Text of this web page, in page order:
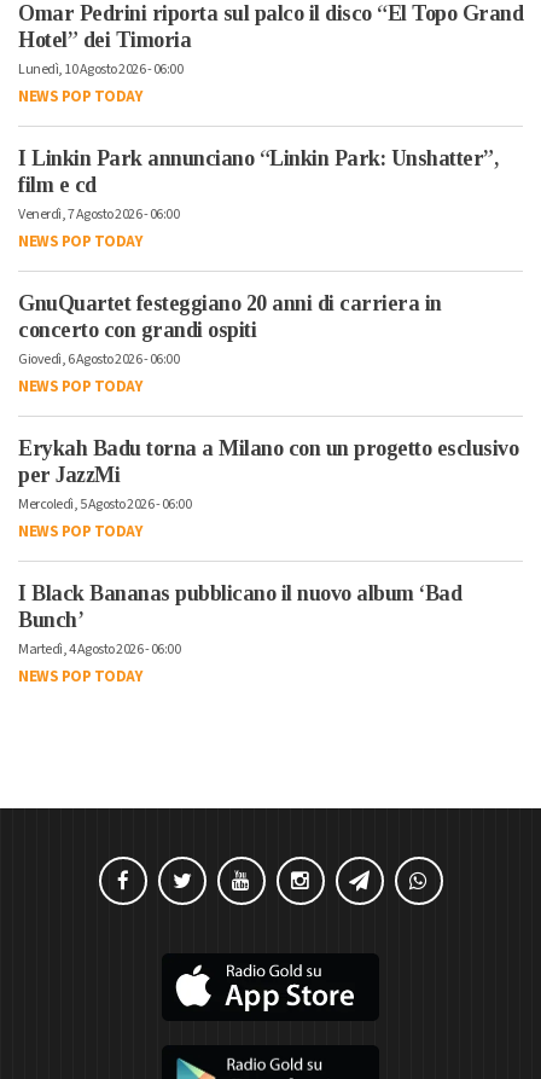
Omar Pedrini riporta sul palco il disco “El Topo Grand
Hotel” dei Timoria
Lunedì, 10 Agosto 2026 - 06:00
NEWS POP TODAY
I Linkin Park annunciano “Linkin Park: Unshatter”,
film e cd
Venerdì, 7 Agosto 2026 - 06:00
NEWS POP TODAY
GnuQuartet festeggiano 20 anni di carriera in
concerto con grandi ospiti
Giovedì, 6 Agosto 2026 - 06:00
NEWS POP TODAY
Erykah Badu torna a Milano con un progetto esclusivo
per JazzMi
Mercoledì, 5 Agosto 2026 - 06:00
NEWS POP TODAY
I Black Bananas pubblicano il nuovo album ‘Bad
Bunch’
Martedì, 4 Agosto 2026 - 06:00
NEWS POP TODAY